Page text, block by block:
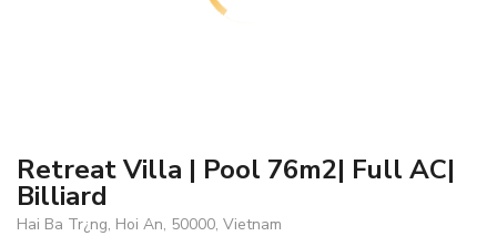
Retreat Villa | Pool 76m2| Full AC|
Billiard
Hai Ba Tr¿ng, Hoi An, 50000, Vietnam